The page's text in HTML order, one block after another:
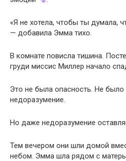
«Я не хотела, чтобы ты думала,
— добавила Эмма тихо.
В комнате повисла тишина.
груди миссис Миллер начало
Это не была опасность. Не
недоразумение.
Но даже недоразумение
Тем вечером они шли домой
небом. Эмма шла рядом с